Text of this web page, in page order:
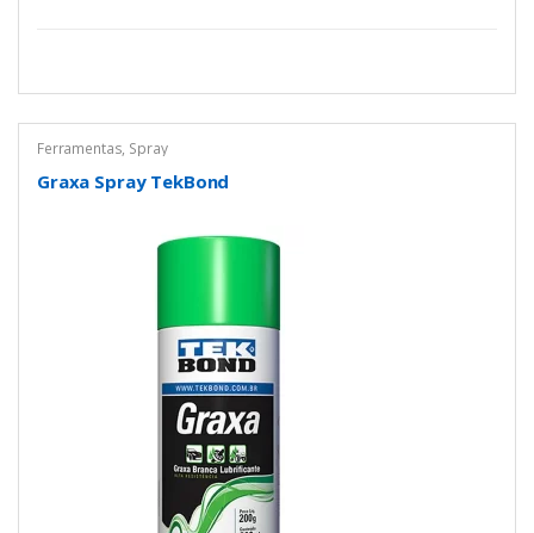
Ferramentas, Spray
Graxa Spray TekBond